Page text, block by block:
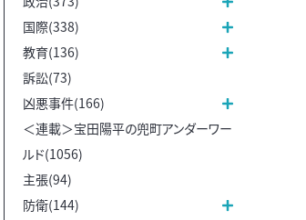
国際(338)
教育(136)
訴訟(73)
凶悪事件(166)
＜連載＞宝田陽平の兜町アンダーワー
ルド(1056)
主張(94)
防衛(144)